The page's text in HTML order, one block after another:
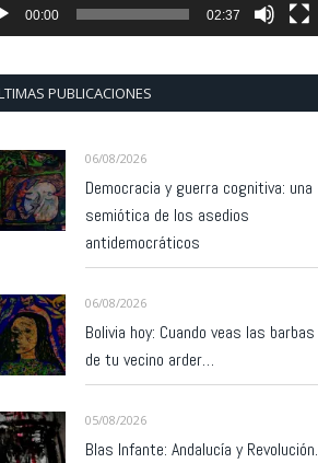
00:00 02:37
PUBLICACIONES
06/08/2026
Democracia y guerra cognitiva: una
semiótica de los asedios
antidemocráticos
06/08/2026
Bolivia hoy: Cuando veas las barbas
de tu vecino arder…
05/08/2026
Blas Infante: Andalucía y Revolución.